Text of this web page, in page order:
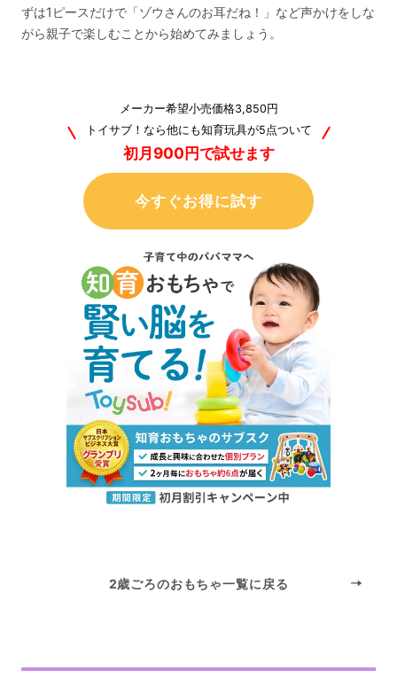
ずは1ピースだけで「ゾウさんのお耳だね！」など声かけをしな
がら親子で楽しむことから始めてみましょう。
メーカー希望小売価格3,850円
トイサブ！なら他にも知育玩具が5点ついて
初月900円で試せます
今すぐお得に試す
2歳ごろのおもちゃ一覧に戻る